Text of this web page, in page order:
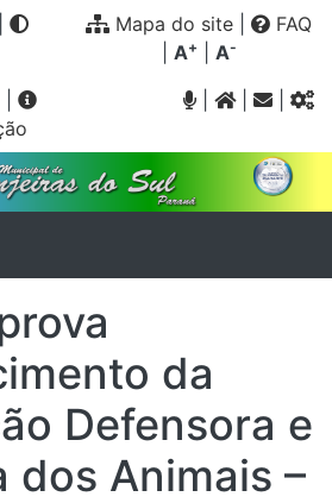
Mapa do site
FAQ
A+ A-
|
da
Defensora e
dos Animais –